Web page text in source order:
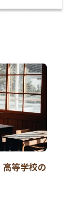
高等学校の